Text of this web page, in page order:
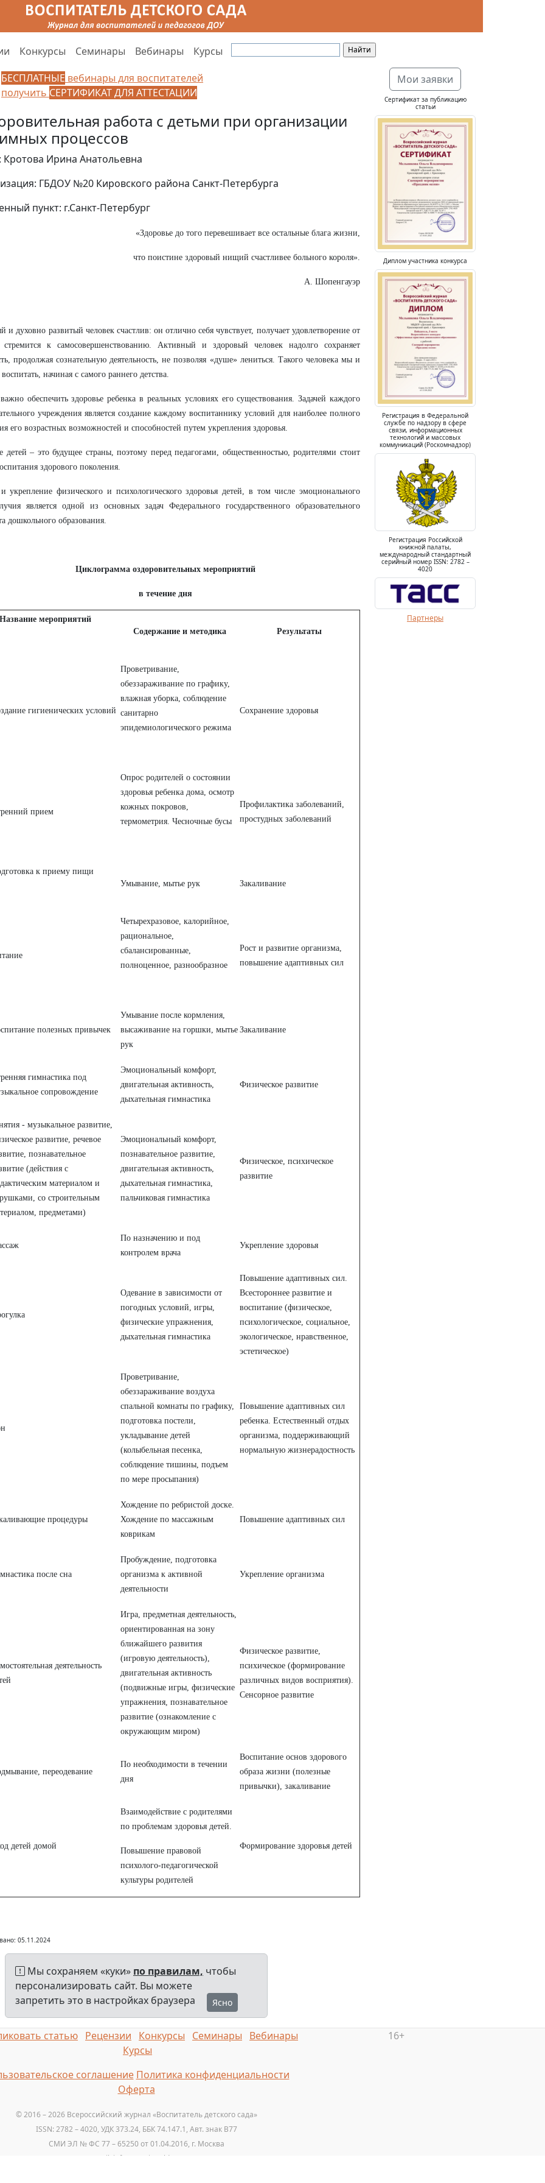
Конкурсы Семинары Вебинары Курсы
БЕСПЛАТНЫЕ вебинары для воспитателей
получить СЕРТИФИКАТ ДЛЯ АТТЕСТАЦИИ
работа с детьми при организации
процессов
Кротова Ирина Анатольевна
ГБДОУ №20 Кировского района Санкт-Петербурга
пункт: г.Санкт-Петербург
«Здоровье до того перевешивает все остальные блага жизни,
что поистине здоровый нищий счастливее больного короля».
А. Шопенгауэр
и духовно развитый человек счастлив: он отлично себя чувствует, получает удовлетворение от
стремится к самосовершенствованию. Активный и здоровый человек надолго сохраняет
продолжая сознательную деятельность, не позволяя «душе» лениться. Такого человека мы и
начиная с самого раннего детства.
обеспечить здоровье ребенка в реальных условиях его существования. Задачей каждого
учреждения является создание каждому воспитаннику условий для наиболее полного
его возрастных возможностей и способностей путем укрепления здоровья.
детей – это будущее страны, поэтому перед педагогами, общественностью, родителями стоит
здорового поколения.
укрепление физического и психологического здоровья детей, в том числе эмоционального
является одной из основных задач Федерального государственного образовательного
дошкольного образования.
Циклограмма оздоровительных мероприятий
в течение дня
Название мероприятий
Содержание и методика
Результаты
гигиенических условий
Проветривание,
обеззараживание по графику,
влажная уборка, соблюдение
санитарно
эпидемиологического режима
Сохранение здоровья
прием
Опрос родителей о состоянии
здоровья ребенка дома, осмотр
кожных покровов,
термометрия. Чесночные бусы
Профилактика заболеваний,
простудных заболеваний
к приему пищи
Умывание, мытье рук
Закаливание
Четырехразовое, калорийное,
рациональное,
сбалансированные,
полноценное, разнообразное
Рост и развитие организма,
повышение адаптивных сил
полезных привычек
Умывание после кормления,
высаживание на горшки, мытье
рук
Закаливание
гимнастика под
сопровождение
Эмоциональный комфорт,
двигательная активность,
дыхательная гимнастика
Физическое развитие
- музыкальное развитие,
развитие, речевое
познавательное
(действия с
материалом и
со строительным
предметами)
Эмоциональный комфорт,
познавательное развитие,
двигательная активность,
дыхательная гимнастика,
пальчиковая гимнастика
Физическое, психическое
развитие
По назначению и под
контролем врача
Укрепление здоровья
Одевание в зависимости от
погодных условий, игры,
физические упражнения,
дыхательная гимнастика
Повышение адаптивных сил.
Всестороннее развитие и
воспитание (физическое,
психологическое, социальное,
экологическое, нравственное,
эстетическое)
Проветривание,
обеззараживание воздуха
спальной комнаты по графику,
подготовка постели,
укладывание детей
(колыбельная песенка,
соблюдение тишины, подъем
по мере просыпания)
Повышение адаптивных сил
ребенка. Естественный отдых
организма, поддерживающий
нормальную жизнерадостность
процедуры
Хождение по ребристой доске.
Хождение по массажным
коврикам
Повышение адаптивных сил
после сна
Пробуждение, подготовка
организма к активной
деятельности
Укрепление организма
деятельность
Игра, предметная деятельность,
ориентированная на зону
ближайшего развития
(игровую деятельность),
двигательная активность
(подвижные игры, физические
упражнения, познавательное
развитие (ознакомление с
окружающим миром)
Физическое развитие,
психическое (формирование
различных видов восприятия).
Сенсорное развитие
переодевание
По необходимости в течении
дня
Воспитание основ здорового
образа жизни (полезные
привычки), закаливание
детей домой
Взаимодействие с родителями
по проблемам здоровья детей.
Повышение правовой
психолого-педагогической
культуры родителей
Формирование здоровья детей
05.11.2024
Мои заявки
Сертификат за публикацию
статьи
Диплом участника конкурса
Регистрация в Федеральной
службе по надзору в сфере
связи, информационных
технологий и массовых
коммуникаций (Роскомнадзор)
Регистрация Российской
книжной палаты,
международный стандартный
серийный номер ISSN: 2782 –
4020
Партнеры
Мы сохраняем «куки» по правилам, чтобы
персонализировать сайт. Вы можете
запретить это в настройках браузера
Ясно
статью Рецензии Конкурсы Семинары
Вебинары
Курсы
соглашение Политика конфиденциальности
Оферта
© 2016 – 2026 Всероссийский журнал «Воспитатель детского сада»
ISSN: 2782 – 4020, УДК 373.24, ББК 74.147.1, Авт. знак B77
СМИ ЭЛ № ФС 77 – 65250 от 01.04.2016, г. Москва
Email: info@vospitatelds.ru
16+